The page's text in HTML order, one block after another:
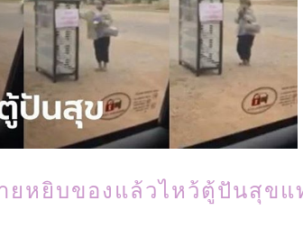
ยหยิบของแล้วไหว้ตู้ปันสุข